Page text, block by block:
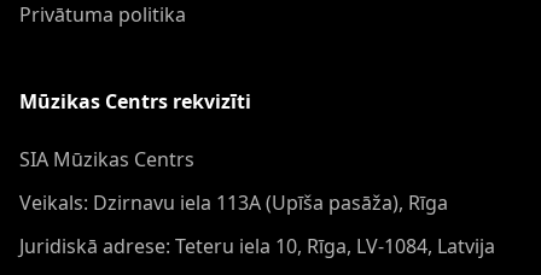
Privātuma politika
Mūzikas Centrs rekvizīti
SIA Mūzikas Centrs
Veikals: Dzirnavu iela 113A (Upīša pasāža), Rīga
Juridiskā adrese: Teteru iela 10, Rīga, LV-1084, Latvija